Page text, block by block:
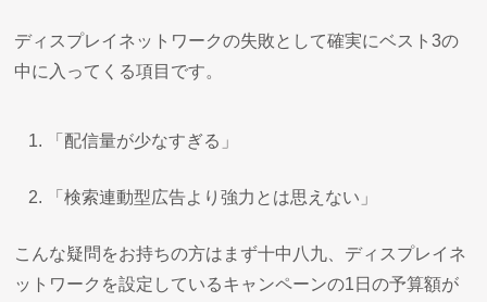
ディスプレイネットワークの失敗として確実にベスト3の
中に入ってくる項目です。
「配信量が少なすぎる」
「検索連動型広告より強力とは思えない」
こんな疑問をお持ちの方はまず十中八九、ディスプレイネ
ットワークを設定しているキャンペーンの1日の予算額が